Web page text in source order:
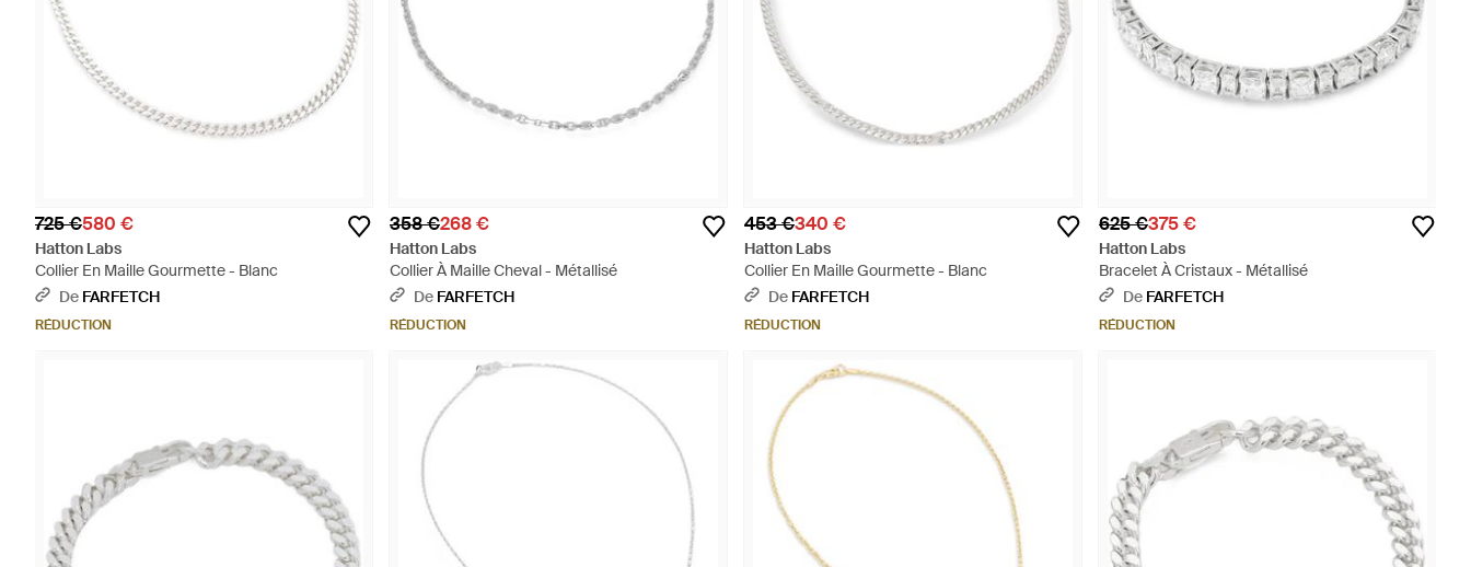
725 €580 €
Hatton Labs
Collier En Maille Gourmette - Blanc
De FARFETCH
RÉDUCTION
358 €268 €
Hatton Labs
Collier À Maille Cheval - Métallisé
De FARFETCH
RÉDUCTION
453 €340 €
Hatton Labs
Collier En Maille Gourmette - Blanc
De FARFETCH
RÉDUCTION
625 €375 €
Hatton Labs
Bracelet À Cristaux - Métallisé
De FARFETCH
RÉDUCTION